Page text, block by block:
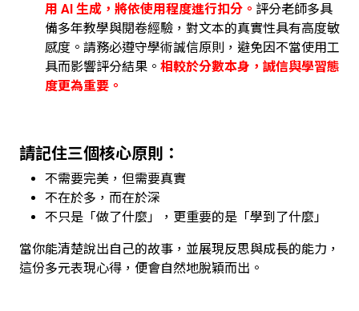
用 AI 生成，將依使用程度進行扣分。 評分老師多具
備多年教學與閱卷經驗，對文本的真實性具有高度敏
感度。請務必遵守學術誠信原則，避免因不當使用工
具而影響評分結果。 相較於分數本身，誠信與學習態
度更為重要。
請記住三個核心原則：
不需要完美，但需要真實
不在於多，而在於深
不只是「做了什麼」，更重要的是「學到了什麼」
當你能清楚說出自己的故事，並展現反思與成長的能力，
這份多元表現心得，便會自然地脫穎而出。